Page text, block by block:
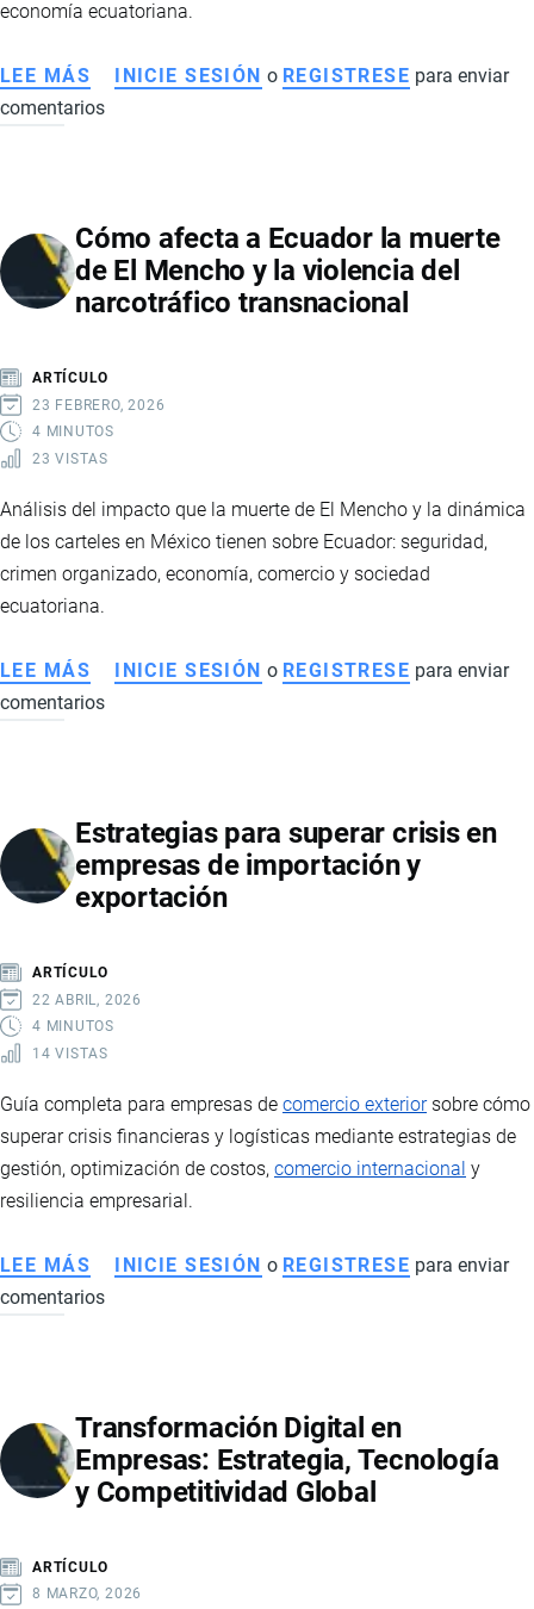
economía ecuatoriana.
LEE MÁS SOBRE
ECUADOR
COMERCIALES
CON
MEDIO
Y
ASIA:
IMPACTO
INICIE SESIÓN o REGISTRESE para enviar
comentarios
Cómo afecta a Ecuador la muerte
de El Mencho y la violencia del
narcotráfico transnacional
ARTÍCULO
23 FEBRERO, 2026
4 MINUTOS
23 VISTAS
Análisis del impacto que la muerte de El Mencho y la dinámica
de los carteles en México tienen sobre Ecuador: seguridad,
crimen organizado, economía, comercio y sociedad
ecuatoriana.
LEE MÁS SOBRE
CÓMO
LA
MUERTE
DE
LA
VIOLENCIA
NARCOTRÁFICO
TRANSNACIONAL
INICIE SESIÓN o REGISTRESE para enviar
comentarios
Estrategias para superar crisis en
empresas de importación y
exportación
ARTÍCULO
22 ABRIL, 2026
4 MINUTOS
14 VISTAS
Guía completa para empresas de comercio exteriorsobre cómo
superar crisis financieras y logísticas mediante estrategias de
gestión, optimización de costos, comercio internacional y
resiliencia empresarial.
LEE MÁS SOBRE
ESTRATEGIAS
EN
EMPRESAS
DE
EXPORTACIÓN
INICIE SESIÓN o REGISTRESE para enviar
comentarios
Transformación Digital en
Empresas: Estrategia, Tecnología
y Competitividad Global
ARTÍCULO
8 MARZO, 2026